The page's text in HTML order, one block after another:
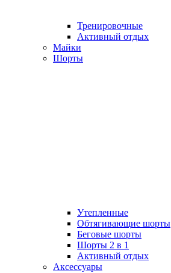
Тренировочные
Активный отдых
Майки
Шорты
Утепленные
Обтягивающие шорты
Беговые шорты
Шорты 2 в 1
Активный отдых
Аксессуары